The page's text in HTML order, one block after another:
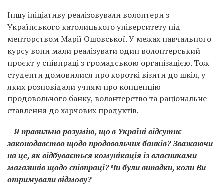
Іншу ініціативу реалізовували волонтери з
Українського католицького університету під
менторством Марії Ошовської. У межах навчального
курсу вони мали реалізувати один волонтерський
проєкт у співпраці з громадською організацією. Тож
студенти домовилися про короткі візити до шкіл, у
яких розповідали учням про концепцію
продовольчого банку, волонтерство та раціональне
ставлення до харчових продуктів.
– Я правильно розумію, що в Україні відсутнє
законодавство щодо продовольчих банків? Зважаючи
на це, як відбувається комунікація із власниками
магазинів щодо співпраці? Чи були випадки, коли Ви
отримували відмову?